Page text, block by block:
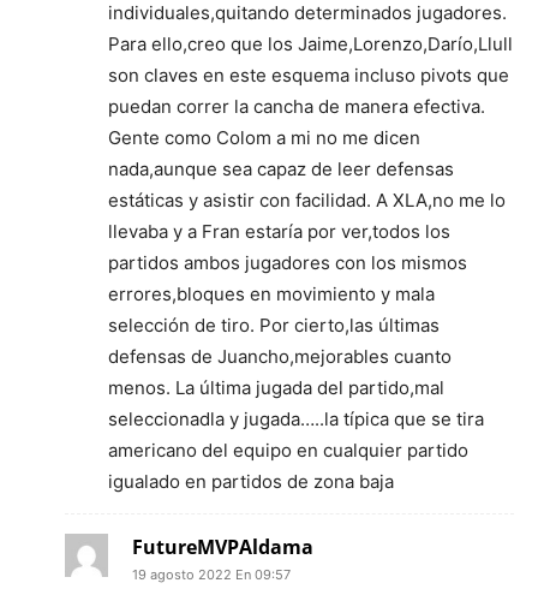
individuales,quitando determinados jugadores.
Para ello,creo que los Jaime,Lorenzo,Darío,Llull
son claves en este esquema incluso pivots que
puedan correr la cancha de manera efectiva.
Gente como Colom a mi no me dicen
nada,aunque sea capaz de leer defensas
estáticas y asistir con facilidad. A XLA,no me lo
llevaba y a Fran estaría por ver,todos los
partidos ambos jugadores con los mismos
errores,bloques en movimiento y mala
selección de tiro. Por cierto,las últimas
defensas de Juancho,mejorables cuanto
menos. La última jugada del partido,mal
seleccionadla y jugada…..la típica que se tira
americano del equipo en cualquier partido
igualado en partidos de zona baja
FutureMVPAldama
19 agosto 2022 En 09:57